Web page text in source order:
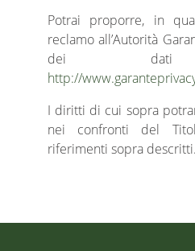
Potrai proporre, in
reclamo all’Autorità
dei dati
http://
I diritti di cui sopra
nei confronti del
riferimenti sopra descritti.